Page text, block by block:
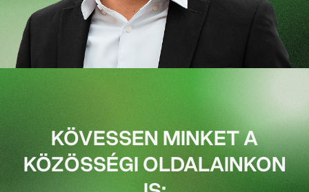
KÖVESSEN MINKET A
KÖZÖSSÉGI OLDALAINKON